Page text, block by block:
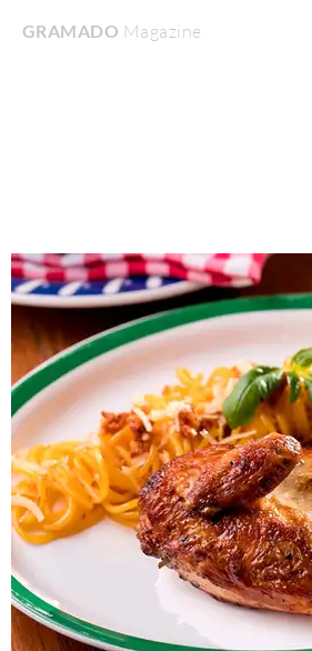
GRAMADO MagazineHome